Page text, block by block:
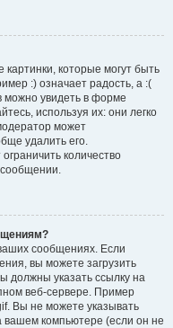
которые могут быть
:) означает радость, а :(
можно увидеть в форме
используя их: они легко
может
удалить его.
количество
сообщении.
сообщениях. Если
вы можете загрузить
должны указать ссылку на
веб-сервере. Пример
Вы не можете указывать
компьютере (если он не